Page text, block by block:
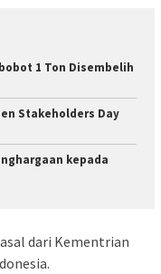
1 Ton Disembelih
Stakeholders Day
kepada
dari Kementrian